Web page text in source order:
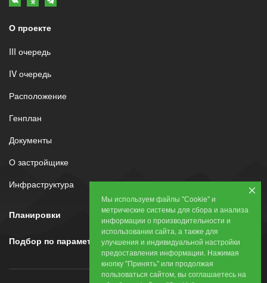
О проекте
III очередь
IV очередь
Расположение
Генплан
Документы
О застройщике
Инфраструктура
Планировки
Подбор по параметрам
Мы используем файлы "Сookie" и
метрические системы для сбора и анализа
информации о производительности и
использовании сайта, а также для
улучшения и индивидуальной настройки
предоставления информации. Нажимая
кнопку "Принять" или продолжая
пользоваться сайтом, вы соглашаетесь на